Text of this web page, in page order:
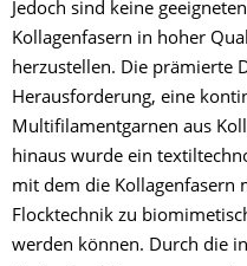
Jedoch sind keine
Kollagenfasern in hoher
herzustellen. Die prämierte
Herausforderung, eine
Multifilamentgarnen aus
hinaus wurde ein
mit dem die Kollagenfasern
Flocktechnik zu
werden können. Durch die